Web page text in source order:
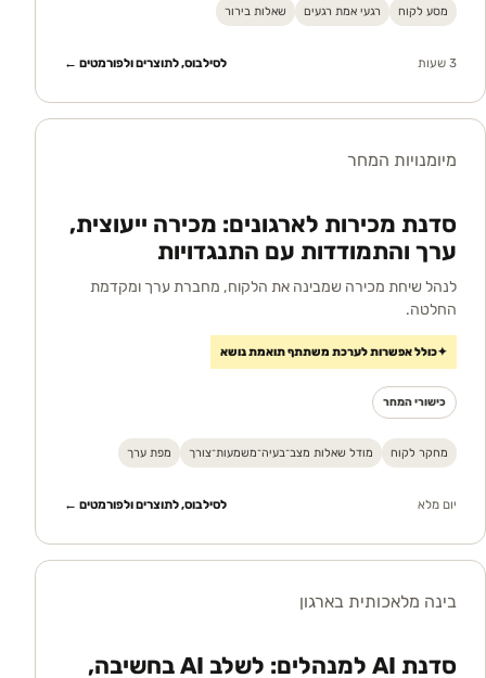
מסע לקוח רגעי אמת רגעים שאלות בירור
3 שעות לסילבוס, לתוצרים ולפורמטים ←
מיומנויות המחר
סדנת מכירות לארגונים: מכירה ייעוצית,
ערך והתמודדות עם התנגדויות
לנהל שיחת מכירה שמבינה את הלקוח, מחברת ערך ומקדמת
החלטה.
✦כולל אפשרות לערכת משתתף תואמת נושא
כישורי המחר
מחקר לקוח מודל שאלות מצב־בעיה־משמעות־צורך מפת ערך
יום מלא לסילבוס, לתוצרים ולפורמטים ←
בינה מלאכותית בארגון
סדנת AI למנהלים: לשלב AI בחשיבה,